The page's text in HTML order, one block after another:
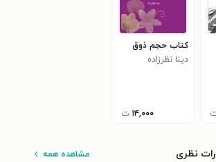
کتاب حجم ذوق
دینا نظرزاده
۱۴,۰۰۰ ت
نظری مشاهده همه